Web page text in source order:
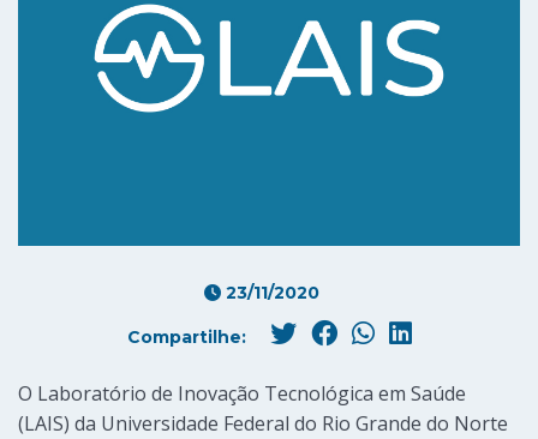
23/11/2020
Compartilhe:
O Laboratório de Inovação Tecnológica em Saúde
(LAIS) da Universidade Federal do Rio Grande do Norte